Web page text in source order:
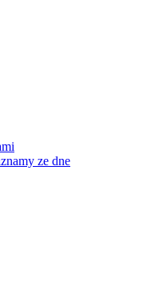
ze dne